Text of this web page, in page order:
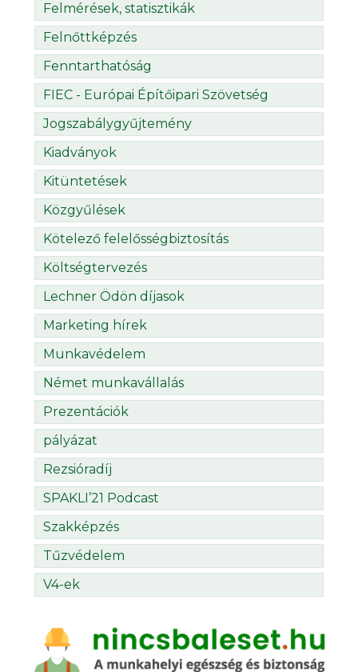
Felmérések, statisztikák
Felnőttképzés
Fenntarthatóság
FIEC - Európai Építőipari Szövetség
Jogszabálygyűjtemény
Kiadványok
Kitüntetések
Közgyűlések
Kötelező felelősségbiztosítás
Költségtervezés
Lechner Ödön díjasok
Marketing hírek
Munkavédelem
Német munkavállalás
Prezentációk
pályázat
Rezsióradíj
SPAKLI’21 Podcast
Szakképzés
Tűzvédelem
V4-ek